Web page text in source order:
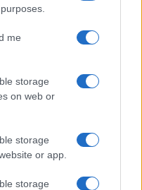
me
storage
on web or
storage
or app.
storage
a Roma con
VII e